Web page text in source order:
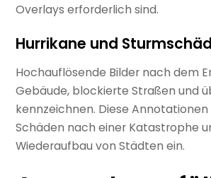
Overlays erforderlich sind.
Hurrikane und
Hochauflösende Bilder nach dem
Gebäude, blockierte Straßen und
kennzeichnen. Diese
Schäden nach einer Katastrophe
Wiederaufbau von Städten ein.